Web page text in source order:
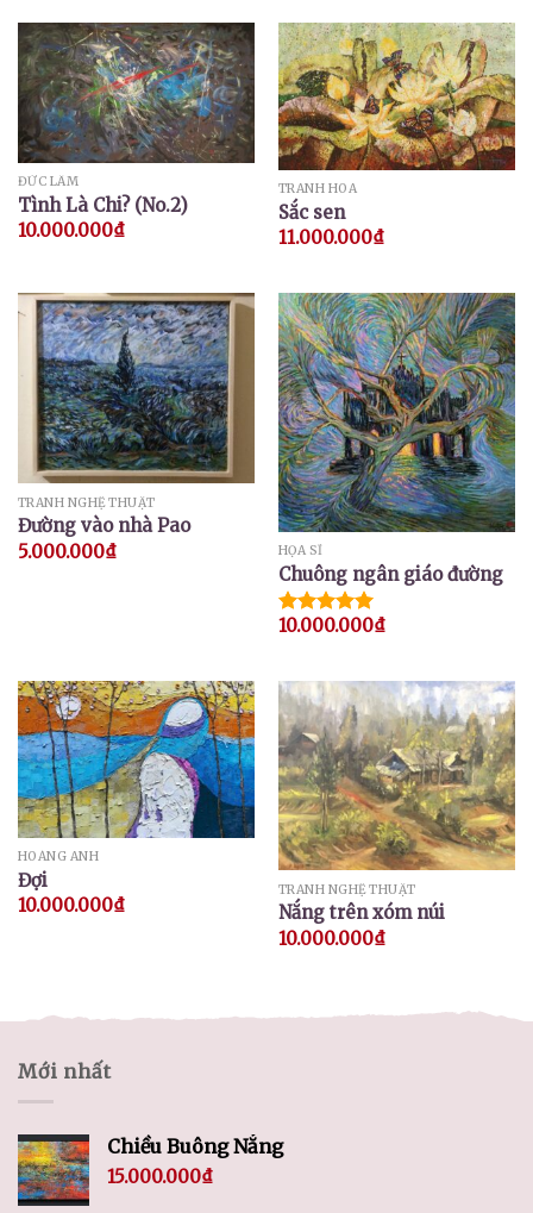
ĐỨC LÂM
Tình Là Chi? (No.2)
10.000.000₫
TRANH HOA
Sắc sen
11.000.000₫
TRANH NGHỆ THUẬT
Đường vào nhà Pao
5.000.000₫ HỌA SĨ
Chuông ngân giáo đường
Được xếp
10.000.000₫
HOÀNG ANH
Đợi
10.000.000₫
TRANH NGHỆ THUẬT
Nắng trên xóm núi
10.000.000₫
Mới nhất
Chiều Buông Nắng
15.000.000₫